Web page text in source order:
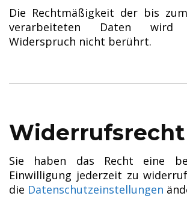
Die Rechtmäßigkeit der bis
verarbeiteten Daten
Widerspruch nicht berührt.
Widerrufsrecht
Sie haben das Recht eine
Einwilligung jederzeit zu
die Datenschutzeinstellungen